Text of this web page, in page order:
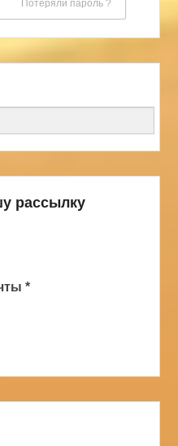
Потеряли пароль ?
рассылку
*